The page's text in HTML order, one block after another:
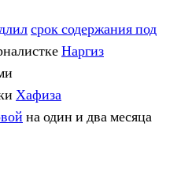
срок содержания под
Наргиз
Хафиза
на один и два месяца